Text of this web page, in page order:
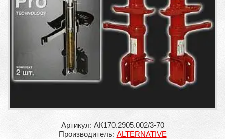
Артикул: АК170.2905.002/3-70
Производитель: ALTERNATIVE